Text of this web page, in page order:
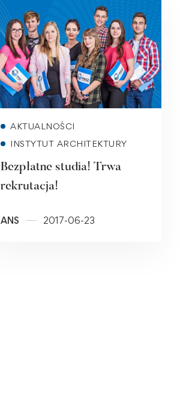
Read more
AKTUALNOŚCI
INSTYTUT ARCHITEKTURY
Bezpłatne studia! Trwa
rekrutacja!
ANS 2017-06-23